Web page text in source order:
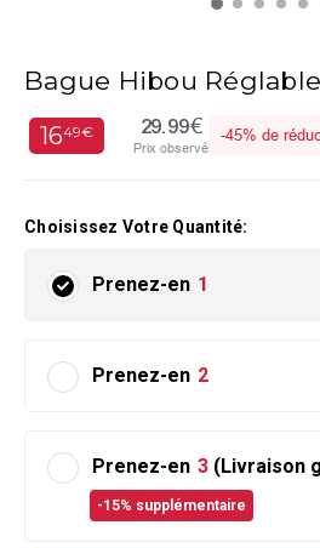
Bague Hibou Réglable
1649€ 29.99€
Prix observé
-45% de
Choisissez Votre Quantité:
Prenez-en 1
Prenez-en 2
Prenez-en 3 (Livraison
-15% supplémentaire